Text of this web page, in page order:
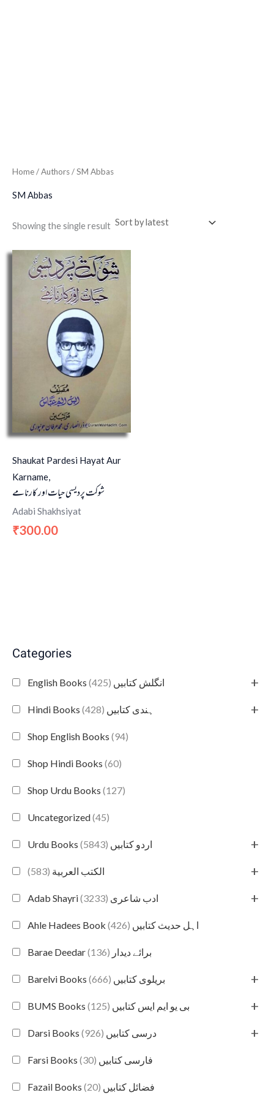
Categories
English Books انگلش کتابیں (425) +
Hindi Books ہندی کتابیں (428) +
Shop English Books (94)
Shop Hindi Books (60)
Shop Urdu Books (127)
Uncategorized(45)
Urdu Books اردو کتابیں (5843) +
الكتب العربية (583) +
Adab Shayri ادب شاعری (3233) +
Ahle Hadees Book اہل حدیث کتابیں (426)
Barae Deedar برائے دیدار (136)
Barelvi Books بریلوی کتابیں (666) +
BUMS Books بی یو ایم ایس کتابیں (125) +
Darsi Books درسی کتابیں (926) +
Farsi Books فارسی کتابیں (30)
Fazail Books فضائل کتابیں (20)
Home/ Authors / SM Abbas
SM Abbas
Showing the single result
Shaukat Pardesi Hayat Aur
Karname,
شوکت پردیسی حیات اور کارنامے
Adabi Shakhsiyat
₹300.00